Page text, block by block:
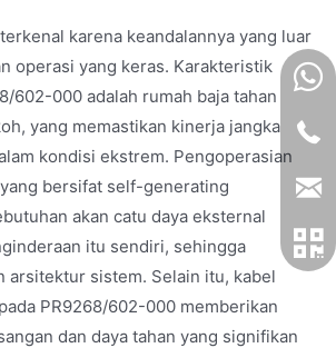
karena keandalannya yang luar
operasi yang keras. Karakteristik
602-000 adalah rumah baja tahan
yang memastikan kinerja jangka
kondisi ekstrem. Pengoperasian
bersifat self-generating
akan catu daya eksternal
itu sendiri, sehingga
arsitektur sistem. Selain itu, kabel
PR9268/602-000 memberikan
dan daya tahan yang signifikan